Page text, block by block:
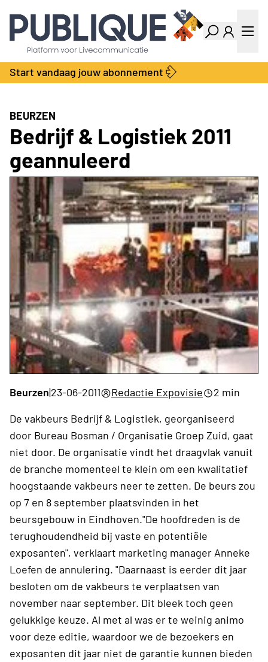
Industry Dashboard
Vacatures
Kalender
Producten
Bedrijvengids
Locatie Finder
Contact
Over ons
Adverteren
Abonnementen
Start vandaag jouw abonnement
BEURZEN
Bedrijf & Logistiek 2011
geannuleerd
Beurzen|23-06-2011 Redactie Expovisie
2 min
De vakbeurs Bedrijf & Logistiek, georganiseerd
door Bureau Bosman / Organisatie Groep Zuid, gaat
niet door. De organisatie vindt het draagvlak vanuit
de branche momenteel te klein om een kwalitatief
hoogstaande vakbeurs neer te zetten. De beurs zou
op 7 en 8 september plaatsvinden in het
beursgebouw in Eindhoven."De hoofdreden is de
terughoudendheid bij vaste en potentiële
exposanten", verklaart marketing manager Anneke
Loefen de annulering. "Daarnaast is eerder dit jaar
besloten om de vakbeurs te verplaatsen van
november naar september. Dit bleek toch geen
gelukkige keuze. Al met al was er te weinig animo
voor deze editie, waardoor we de bezoekers en
exposanten dit jaar niet de garantie kunnen bieden